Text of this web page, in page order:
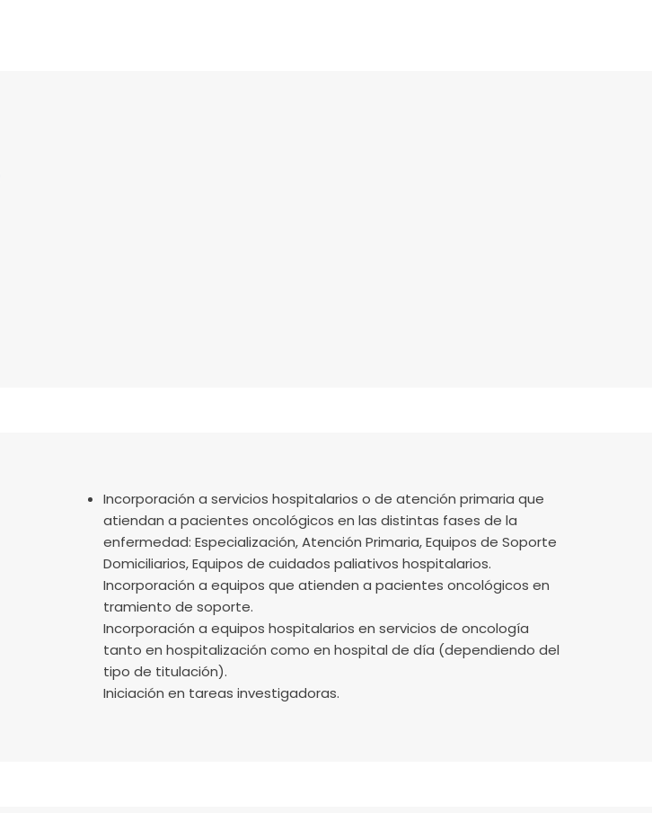
Incorporación a servicios hospitalarios o de atención primaria que
atiendan a pacientes oncológicos en las distintas fases de la
enfermedad: Especialización, Atención Primaria, Equipos de Soporte
Domiciliarios, Equipos de cuidados paliativos hospitalarios.
Incorporación a equipos que atienden a pacientes oncológicos en
tramiento de soporte.
Incorporación a equipos hospitalarios en servicios de oncología
tanto en hospitalización como en hospital de día (dependiendo del
tipo de titulación).
Iniciación en tareas investigadoras.